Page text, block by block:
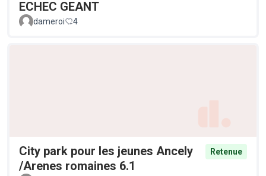
ECHEC GEANT
dameroi 4
City park pour les jeunes Ancely
/Arenes romaines 6.1
Retenue